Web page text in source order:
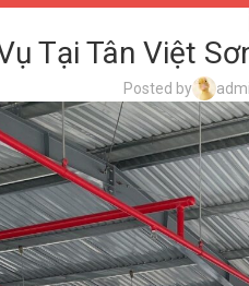
Tại Tân Việt
Posted by